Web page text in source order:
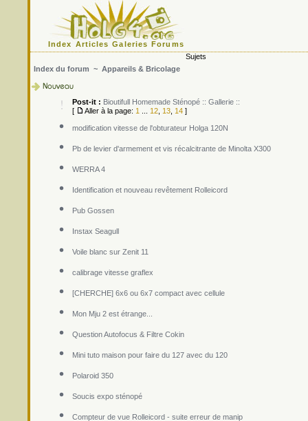
Index Articles Galeries Forums
Sujets
Index du forum ~ Appareils & Bricolage
Post-it : Bioutifull Homemade Sténopé :: Gallerie ::
[
Aller à la page: 1 12 13 14 ]
modification vitesse de l'obturateur Holga 120N
Pb de levier d'armement et vis récalcitrante de Minolta X300
WERRA 4
Identification et nouveau revêtement Rolleicord
Pub Gossen
Instax Seagull
Voile blanc sur Zenit 11
calibrage vitesse graflex
[CHERCHE] 6x6 ou 6x7 compact avec cellule
Mon Mju 2 est étrange...
Question Autofocus & Filtre Cokin
Mini tuto maison pour faire du 127 avec du 120
Polaroid 350
Soucis expo sténopé
Compteur de vue Rolleicord - suite erreur de manip